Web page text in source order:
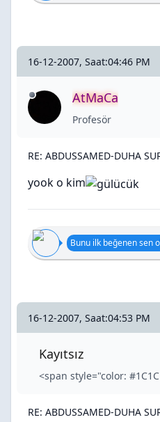
16-12-2007, Saat:04:46 PM
AtMaCa
Profesör
RE: ABDUSSAMED-DUHA
yook o kim
Bunu ilk beğenen sen
16-12-2007, Saat:04:53 PM
Kayıtsız
RE: ABDUSSAMED-DUHA